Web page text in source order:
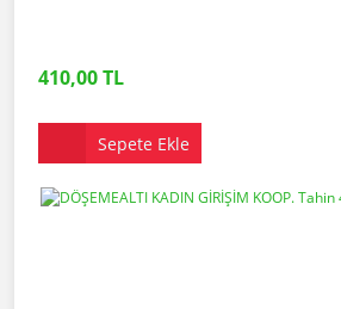
410,00 TL
Sepete Ekle